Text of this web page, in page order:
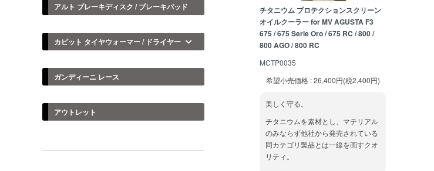
アルト ブレーキディスク / ブレーキパッド
カピット タイヤウォーマー / ドライヤー
ガンディーニ レース
アウトレット
チタニウム プロテクションスクリーン
オイルクーラー for MV AGUSTA F3
675 / 675 Serie Oro / 675 RC / 800 /
800 AGO / 800 RC
MCTP0035
希望小売価格 : 26,400円(税2,400円)
美しく守る。
チタニウムを素材とし、マテリアル
のみならず他社から発売されている
同カテゴリ製品とは一線を画すクオ
リティ。